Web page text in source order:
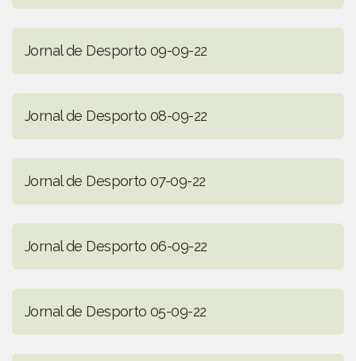
Jornal de Desporto 09-09-22
Jornal de Desporto 08-09-22
Jornal de Desporto 07-09-22
Jornal de Desporto 06-09-22
Jornal de Desporto 05-09-22